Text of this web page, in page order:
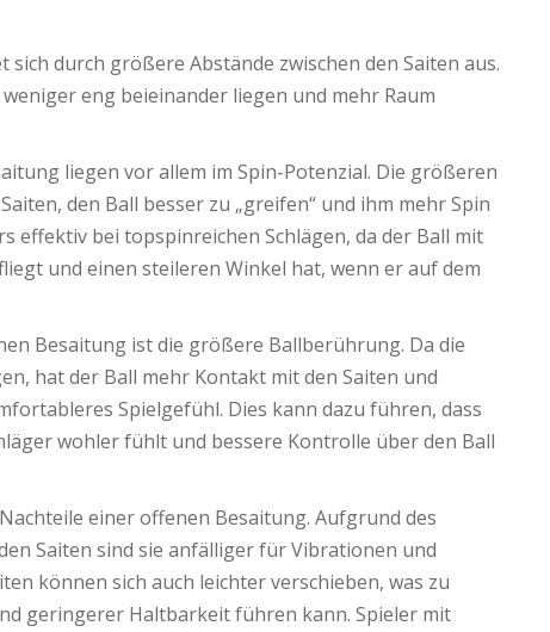
sich durch größere Abstände zwischen den Saiten aus.
eng beieinander liegen und mehr Raum
liegen vor allem im Spin-Potenzial. Die größeren
den Ball besser zu „greifen“ und ihm mehr Spin
effektiv bei topspinreichen Schlägen, da der Ball mit
und einen steileren Winkel hat, wenn er auf dem
Besaitung ist die größere Ballberührung. Da die
hat der Ball mehr Kontakt mit den Saiten und
Spielgefühl. Dies kann dazu führen, dass
wohler fühlt und bessere Kontrolle über den Ball
einer offenen Besaitung. Aufgrund des
Saiten sind sie anfälliger für Vibrationen und
können sich auch leichter verschieben, was zu
geringerer Haltbarkeit führen kann. Spieler mit